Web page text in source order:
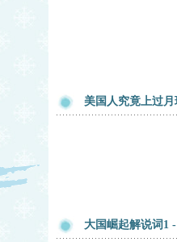
美国人究竟上过
大国崛起解说词1